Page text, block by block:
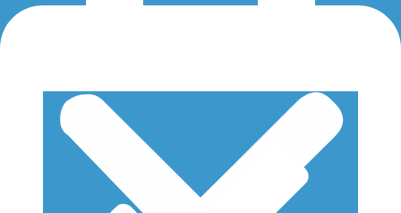
Impresa
Servizio Tari
Esg Tutoring
Persona
PARTNERS
DIVENTA SOCIO